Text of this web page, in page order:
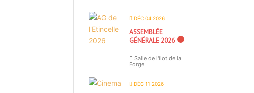
DÉC 04 2026
ASSEMBLÉE
GÉNÉRALE 2026
Salle de l'îlot de la
Forge
DÉC 11 2026